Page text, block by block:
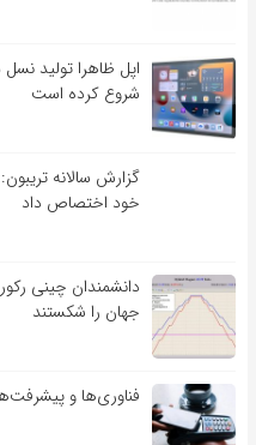
اپل ظاهرا تولید
شروع کرده است
گزارش سالانه
خود اختصاص داد
دانشمندان چینی
جهان را شکستند
فناوری‌ها و